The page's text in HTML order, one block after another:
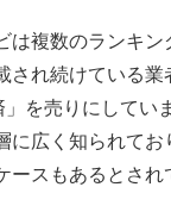
は複数のランキ
され続けている業
」を売りにしてい
に広く知られてお
ースもあるとされ